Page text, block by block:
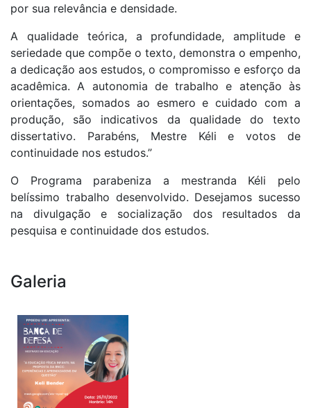
por sua relevância e densidade.
A qualidade teórica, a profundidade, amplitude e
seriedade que compõe o texto, demonstra o empenho,
a dedicação aos estudos, o compromisso e esforço da
acadêmica. A autonomia de trabalho e atenção às
orientações, somados ao esmero e cuidado com a
produção, são indicativos da qualidade do texto
dissertativo. Parabéns, Mestre Kéli e votos de
continuidade nos estudos.”
O Programa parabeniza a mestranda Kéli pelo
belíssimo trabalho desenvolvido. Desejamos sucesso
na divulgação e socialização dos resultados da
pesquisa e continuidade dos estudos.
Galeria